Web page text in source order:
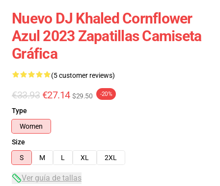
Nuevo DJ Khaled Cornflower
Azul 2023 Zapatillas Camiseta
Gráfica
(5 customer reviews)
€33.93 €27.14 $29.50 -20%
Type
Women
Size
S
M L XL 2XL
Ver guía de tallas